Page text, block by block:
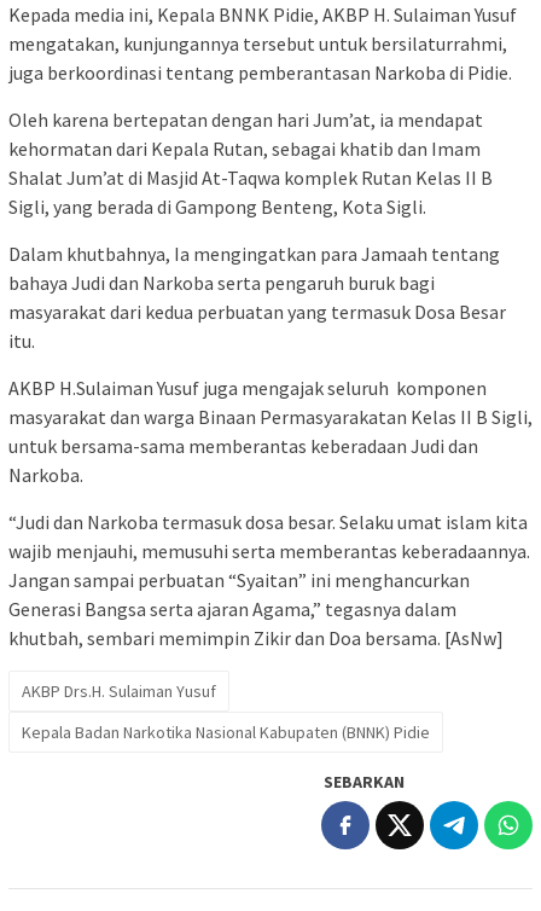
Kepada media ini, Kepala BNNK Pidie, AKBP H. Sulaiman Yusuf
mengatakan, kunjungannya tersebut untuk bersilaturrahmi,
juga berkoordinasi tentang pemberantasan Narkoba di Pidie.
Oleh karena bertepatan dengan hari Jum’at, ia mendapat
kehormatan dari Kepala Rutan, sebagai khatib dan Imam
Shalat Jum’at di Masjid At-Taqwa komplek Rutan Kelas II B
Sigli, yang berada di Gampong Benteng, Kota Sigli.
Dalam khutbahnya, Ia mengingatkan para Jamaah tentang
bahaya Judi dan Narkoba serta pengaruh buruk bagi
masyarakat dari kedua perbuatan yang termasuk Dosa Besar
itu.
AKBP H.Sulaiman Yusuf juga mengajak seluruh komponen
masyarakat dan warga Binaan Permasyarakatan Kelas II B Sigli,
untuk bersama-sama memberantas keberadaan Judi dan
Narkoba.
“Judi dan Narkoba termasuk dosa besar. Selaku umat islam kita
wajib menjauhi, memusuhi serta memberantas keberadaannya.
Jangan sampai perbuatan “Syaitan” ini menghancurkan
Generasi Bangsa serta ajaran Agama,” tegasnya dalam
khutbah, sembari memimpin Zikir dan Doa bersama. [AsNw]
AKBP Drs.H. Sulaiman Yusuf
Kepala Badan Narkotika Nasional Kabupaten (BNNK) Pidie
SEBARKAN